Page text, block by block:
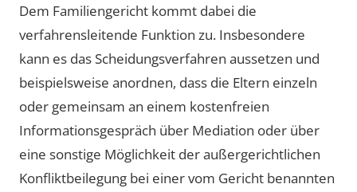
Dem Familiengericht kommt dabei die
verfahrensleitende Funktion zu. Insbesondere
kann es das Scheidungsverfahren aussetzen und
beispielsweise anordnen, dass die Eltern einzeln
oder gemeinsam an einem kostenfreien
Informationsgespräch über Mediation oder über
eine sonstige Möglichkeit der außergerichtlichen
Konfliktbeilegung bei einer vom Gericht benannten